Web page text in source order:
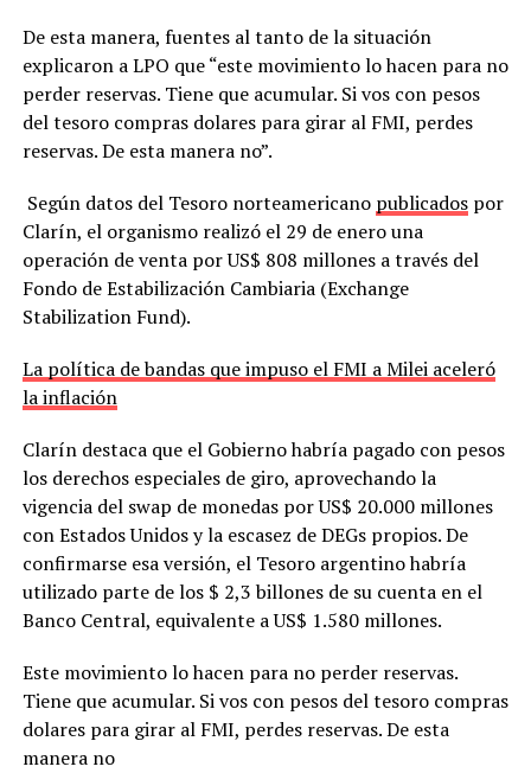
De esta manera, fuentes al tanto de la situación
explicaron a LPO que “este movimiento lo hacen para no
perder reservas. Tiene que acumular. Si vos con pesos
del tesoro compras dolares para girar al FMI, perdes
reservas. De esta manera no”.
Según datos del Tesoro norteamericano publicadospor
Clarín, el organismo realizó el 29 de enero una
operación de venta por US$ 808 millones a través del
Fondo de Estabilización Cambiaria (Exchange
Stabilization Fund).
La política de bandas que impuso el FMI a Milei aceleró
la inflación
Clarín destaca que el Gobierno habría pagado con pesos
los derechos especiales de giro, aprovechando la
vigencia del swap de monedas por US$ 20.000 millones
con Estados Unidos y la escasez de DEGs propios. De
confirmarse esa versión, el Tesoro argentino habría
utilizado parte de los $ 2,3 billones de su cuenta en el
Banco Central, equivalente a US$ 1.580 millones.
Este movimiento lo hacen para no perder reservas.
Tiene que acumular. Si vos con pesos del tesoro compras
dolares para girar al FMI, perdes reservas. De esta
manera no